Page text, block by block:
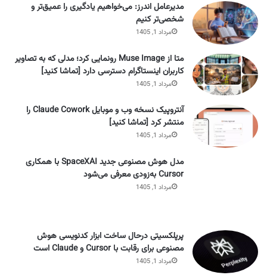
مدیرعامل اندرز: می‌خواهیم یادگیری را عمیق‌تر و
شخصی‌تر کنیم
مرداد 1, 1405
متا از Muse Image رونمایی کرد؛ مدلی که به تصاویر
کاربران اینستاگرام دسترسی دارد [تماشا کنید]
مرداد 1, 1405
آنتروپیک نسخه وب و موبایل Claude Cowork را
منتشر کرد [تماشا کنید]
مرداد 1, 1405
مدل هوش مصنوعی جدید SpaceXAI با همکاری
Cursor به‌زودی معرفی می‌شود
مرداد 1, 1405
پرپلکسیتی درحال ساخت ابزار کدنویسی هوش
مصنوعی برای رقابت با Cursor و Claude است
مرداد 1, 1405